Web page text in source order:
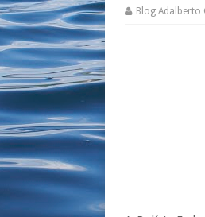
Blog Adalberto